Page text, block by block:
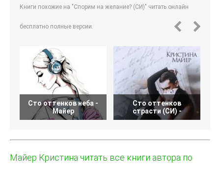
Книги похожие на "Спорим на желание? (СИ)" читать онлайн
бесплатно полные версии.
Сто оттенков неба -
Майер
Сто оттенков
страсти (СИ) -
Майер Кристина читать все книги автора по